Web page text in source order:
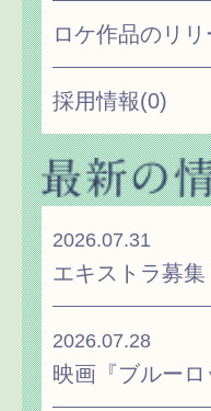
ロケ作品のリ
採用情報(0)
2026.07.31
エキストラ募集
2026.07.28
映画『ブルー